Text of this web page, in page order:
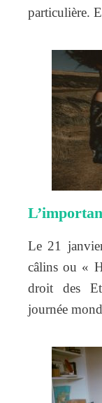
particulière.
Le 21
câlins ou «
droit des
journée